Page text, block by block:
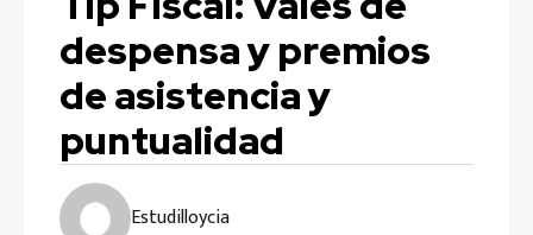
despensa y premios
de asistencia y
puntualidad
Estudilloycia